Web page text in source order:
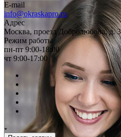
E-mail
info@okraskapro.ru
Адрес
Москва, проезд Добролюбова, д.
Режим работы
пн-пт 9:00-18:00
чт 9:00-17:00